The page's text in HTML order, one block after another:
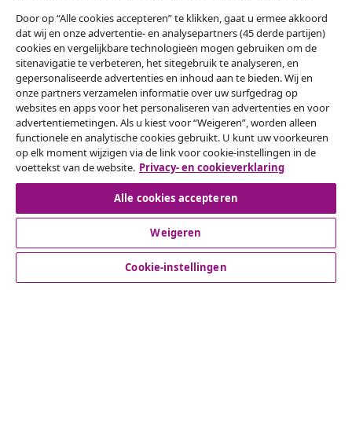
Onze sociale media
Herroeping van de overeenkomst
Een annulering voor je bestelling indienen
Herroeping van de overeenkomst
Klantenservice
Door op “Alle cookies accepteren” te klikken, gaat u ermee akkoord
dat wij en onze advertentie- en analysepartners (45 derde partijen)
cookies en vergelijkbare technologieën mogen gebruiken om de
sitenavigatie te verbeteren, het sitegebruik te analyseren, en
gepersonaliseerde advertenties en inhoud aan te bieden. Wij en
onze partners verzamelen informatie over uw surfgedrag op
websites en apps voor het personaliseren van advertenties en voor
advertentiemetingen. Als u kiest voor “Weigeren”, worden alleen
functionele en analytische cookies gebruikt. U kunt uw voorkeuren
op elk moment wijzigen via de link voor cookie-instellingen in de
voettekst van de website. Privacy- en cookieverklaring
Alle cookies accepteren
Weigeren
Cookie-instellingen